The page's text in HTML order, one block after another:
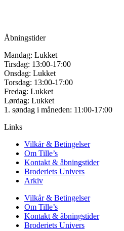
Åbningstider
Mandag: Lukket
Tirsdag: 13:00-17:00
Onsdag: Lukket
Torsdag: 13:00-17:00
Fredag: Lukket
Lørdag: Lukket
1. søndag i måneden: 11:00-17:00
Links
Vilkår & Betingelser
Om Tille’s
Kontakt & åbningstider
Broderiets Univers
Arkiv
Vilkår & Betingelser
Om Tille’s
Kontakt & åbningstider
Broderiets Univers